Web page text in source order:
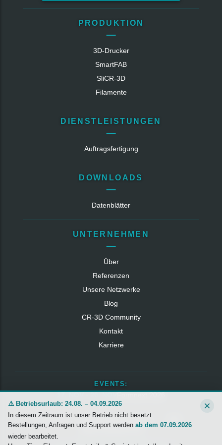
PRODUKTION
3D-Drucker
SmartFAB
SliCR‑3D
Filamente
DIENSTLEISTUNGEN
Auftragsfertigung
DOWNLOADS
Datenblätter
UNTERNEHMEN
Über
Referenzen
Unsere Netzwerke
Blog
CR‑3D Community
Kontakt
Karriere
EVENTS:
Impressum Datenschutzerklärung
Widerrufsbelehrung
⚠️ Betriebsurlaub: 24.08. – 04.09.2026
In diesem Zeitraum ist unser Betrieb nicht besetzt.
Bestellungen, Anfragen und Support werden ab dem 07.09.2026
wieder bearbeitet.